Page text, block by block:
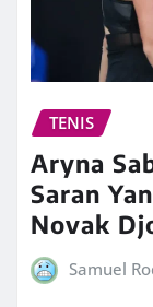
TENIS
Aryna
Saran
Novak
Samuel